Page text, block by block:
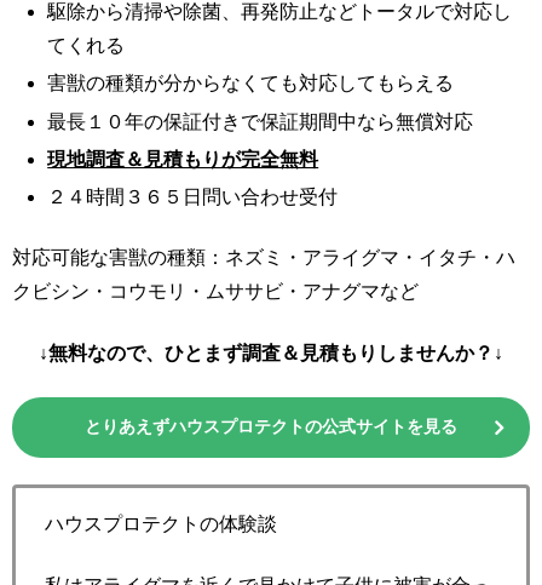
駆除から清掃や除菌、再発防止などトータルで対応し
てくれる
害獣の種類が分からなくても対応してもらえる
最長１０年の保証付きで保証期間中なら無償対応
現地調査＆見積もりが完全無料
２４時間３６５日問い合わせ受付
対応可能な害獣の種類：ネズミ・アライグマ・イタチ・ハ
クビシン・コウモリ・ムササビ・アナグマなど
↓無料なので、ひとまず調査＆見積もりしませんか？↓
とりあえずハウスプロテクトの公式サイトを見る
ハウスプロテクトの体験談